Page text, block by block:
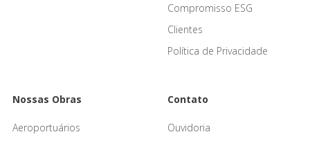
Compromisso ESG
Clientes
Política de Privacidade
Nossas Obras
Aeroportuários
Contato
Ouvidoria